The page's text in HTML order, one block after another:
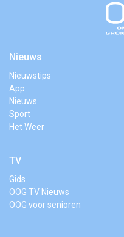
Nieuws
Nieuwstips
App
Nieuws
Sport
Het Weer
TV
Gids
OOG TV Nieuws
OOG voor senioren